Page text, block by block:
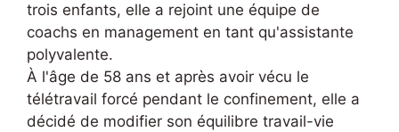
trois enfants, elle a rejoint une équipe de
coachs en management en tant qu'assistante
polyvalente.
À l'âge de 58 ans et après avoir vécu le
télétravail forcé pendant le confinement, elle a
décidé de modifier son équilibre travail-vie